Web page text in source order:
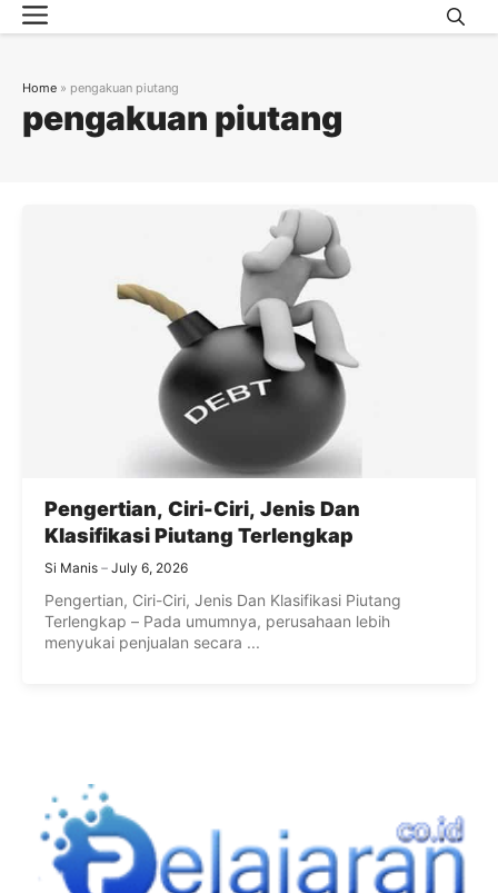
Skip
to
Menu
pengakuan piutang
Home » pengakuan piutang
Pengertian, Ciri-Ciri, Jenis Dan
Klasifikasi Piutang Terlengkap
Si Manis July 6, 2026
Pengertian, Ciri-Ciri, Jenis Dan Klasifikasi Piutang
Terlengkap – Pada umumnya, perusahaan lebih
menyukai penjualan secara ...